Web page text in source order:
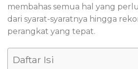
membahas semua hal yang
dari syarat-syaratnya hingga
perangkat yang tepat.
Daftar Isi